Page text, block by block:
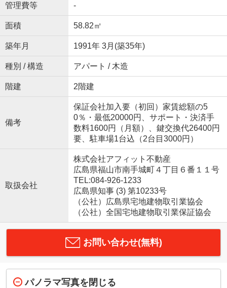
管理費等 -
面積 58.82㎡
築年月 1991年 3月(築35年)
種別 / 構造 アパート / 木造
階建 2階建
備考
保証会社加入要（初回）家賃総額の5
0％・最低20000円、サポート・決済手
数料1600円（月額）、鍵交換代26400円
要、駐車場1台込（2台目3000円）
取扱会社
株式会社アフィット不動産
広島県福山市南手城町４丁目６番１１号
TEL:084-926-1233
広島県知事 (3) 第10233号
（公社）広島県宅地建物取引業協会
（公社）全国宅地建物取引業保証協会
お問い合わせ(無料)
パノラマ写真を閉じる